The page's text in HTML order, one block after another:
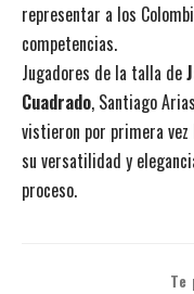
representar a los
competencias.
Jugadores de la talla de
Cuadrado, Santiago
vistieron por primera vez
su versatilidad y
proceso.